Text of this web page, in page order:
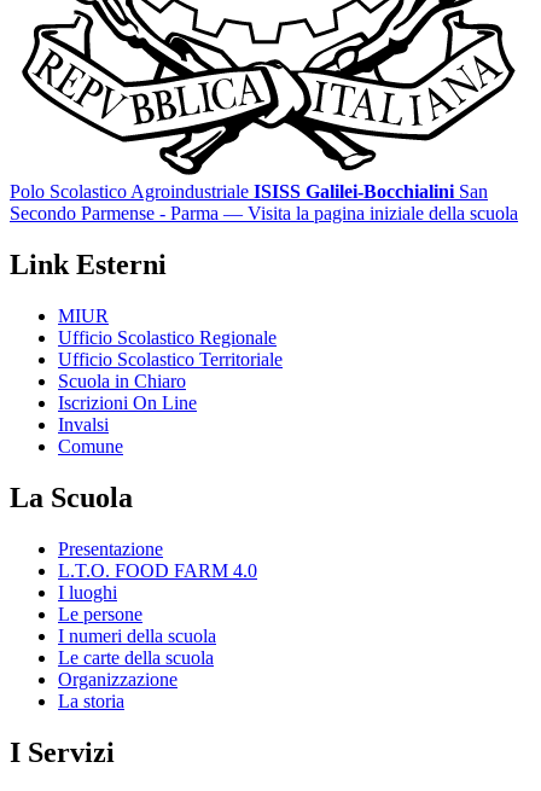
Polo Scolastico Agroindustriale ISISS Galilei-Bocchialini San
Secondo Parmense - Parma — Visita la pagina iniziale della scuola
Link Esterni
MIUR
Ufficio Scolastico Regionale
Ufficio Scolastico Territoriale
Scuola in Chiaro
Iscrizioni On Line
Invalsi
Comune
La Scuola
Presentazione
L.T.O. FOOD FARM 4.0
I luoghi
Le persone
I numeri della scuola
Le carte della scuola
Organizzazione
La storia
I Servizi